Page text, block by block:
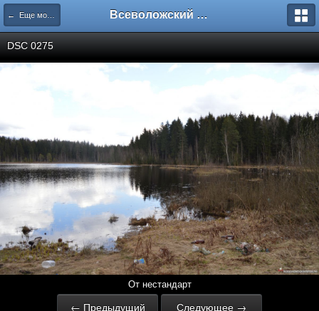
← Еще можно спасти Всеволожский форум
DSC 0275
От нестандарт
← Предыдущий Следующее →